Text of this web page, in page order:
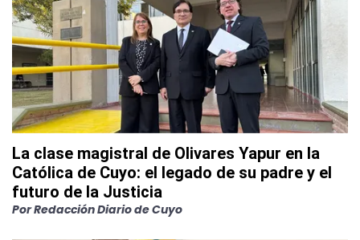
La clase magistral de Olivares Yapur en la
Católica de Cuyo: el legado de su padre y el
futuro de la Justicia
PorRedacción Diario de Cuyo